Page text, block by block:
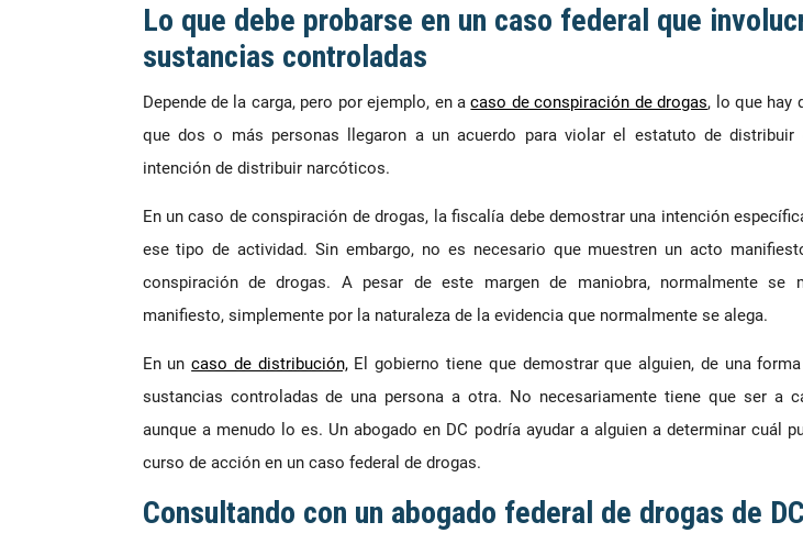
Lo que debe probarse en un caso federal que
sustancias controladas
Depende de la carga, pero por ejemplo, en acaso de conspiración de drogas, lo que hay
que dos o más personas llegaron a un acuerdo para violar el estatuto de
intención de distribuir narcóticos.
En un caso de conspiración de drogas, la fiscalía debe demostrar una intención
ese tipo de actividad. Sin embargo, no es necesario que muestren un acto
conspiración de drogas. A pesar de este margen de maniobra, normalmente se
manifiesto, simplemente por la naturaleza de la evidencia que normalmente se alega.
En uncaso de distribución,El gobierno tiene que demostrar que alguien, de una
sustancias controladas de una persona a otra. No necesariamente tiene que ser a
aunque a menudo lo es. Un abogado en DC podría ayudar a alguien a determinar cuál
curso de acción en un caso federal de drogas.
Consultando con un abogado federal de drogas de DC